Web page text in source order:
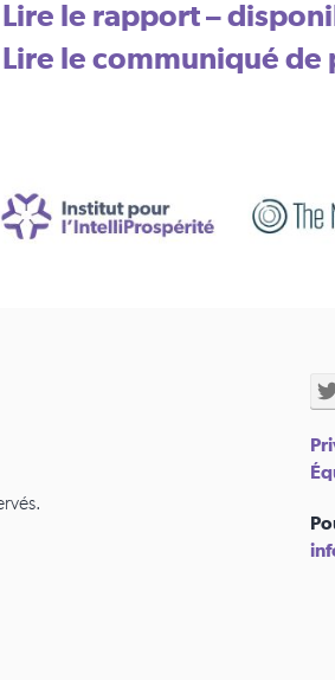
Lire le rapport –
Lire le communiqué de